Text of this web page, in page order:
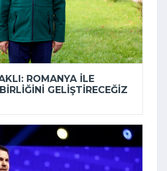
ROMANYA ILE
GELIŞTIRECEĞIZ